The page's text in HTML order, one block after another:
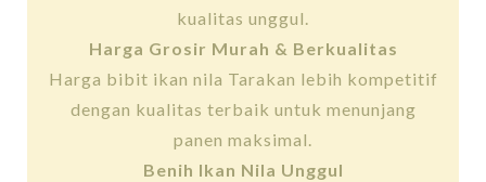
kualitas unggul.
Harga Grosir Murah & Berkualitas
Harga bibit ikan nila Tarakan lebih kompetitif
dengan kualitas terbaik untuk menunjang
panen maksimal.
Benih Ikan Nila Unggul